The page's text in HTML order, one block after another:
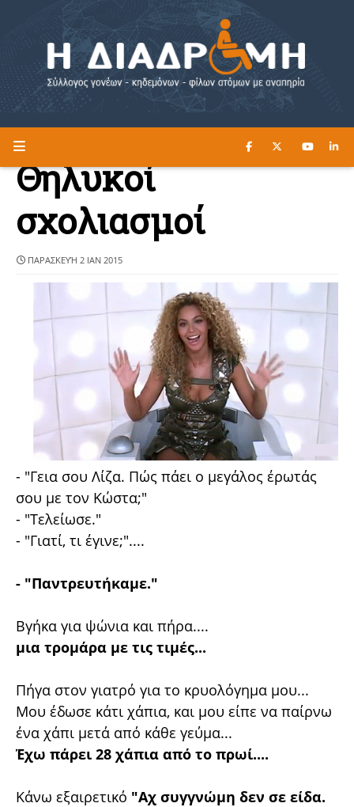
Η ΔΙΑΔΡΟΜΗ ΔΙΑΒΑΣΤΕ ΕΔΩ ►
Θηλυκοί
σχολιασμοί
ΠΑΡΑΣΚΕΥΉ 2 ΙΑΝ 2015
- "Γεια σου Λίζα. Πώς πάει ο μεγάλος έρωτάς
σου με τον Κώστα;"
- "Τελείωσε."
- "Γιατί, τι έγινε;"....
- "Παντρευτήκαμε."
Βγήκα για ψώνια και πήρα....
μια τρομάρα με τις τιμές...
Πήγα στον γιατρό για το κρυολόγημα μου...
Μου έδωσε κάτι χάπια, και μου είπε να παίρνω
ένα χάπι μετά από κάθε γεύμα...
Έχω πάρει 28 χάπια από το πρωί....
Κάνω εξαιρετικό "Αχ συγγνώμη δεν σε είδα.